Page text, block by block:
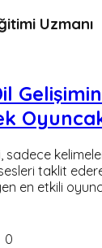
Uzmanı
sadece
taklit
en etkili
0